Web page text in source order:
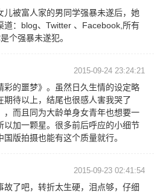
儿被富人家的男同学强暴未遂后，她
道：blog、Twitter 、Facebook,所有
个强暴未遂犯。
2015-09-24 23:24:21
彩的噩梦》。虽然日久生情的设定略
期待以上，结尾也很感人害我哭了
，而且同为大龄单身女青年也想要一
以加一颗星。很多前后呼应的小细节
版拍摄也能有这个质量就行。
2015-09-23 02:41:54
故了吧，转折太生硬，泪点够，仔细